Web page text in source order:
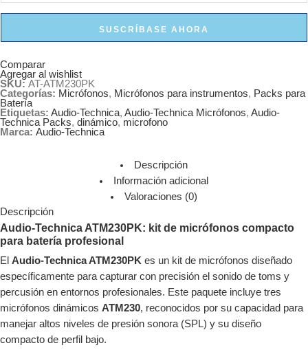
SUSCRÍBASE AHORA
Comparar
Agregar al wishlist
SKU: AT-ATM230PK
Categorías: Micrófonos, Micrófonos para instrumentos, Packs para
Batería
Etiquetas: Audio-Technica, Audio-Technica Micrófonos, Audio-
Technica Packs, dinámico, microfono
Marca: Audio-Technica
Descripción
Información adicional
Valoraciones (0)
Descripción
Audio-Technica ATM230PK: kit de micrófonos compacto
para batería profesional
El Audio-Technica ATM230PK es un kit de micrófonos diseñado
específicamente para capturar con precisión el sonido de toms y
percusión en entornos profesionales. Este paquete incluye tres
micrófonos dinámicos ATM230, reconocidos por su capacidad para
manejar altos niveles de presión sonora (SPL) y su diseño
compacto de perfil bajo.